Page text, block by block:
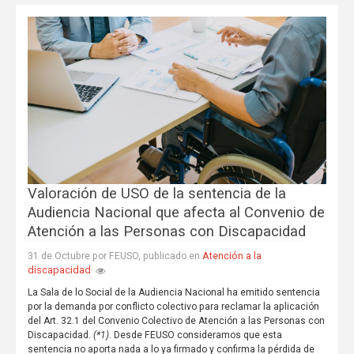
Valoración de USO de la sentencia de la
Audiencia Nacional que afecta al Convenio de
Atención a las Personas con Discapacidad
31 de Octubre por FEUSO, publicado en Atención a la
discapacidad
La Sala de lo Social de la Audiencia Nacional ha emitido sentencia
por la demanda por conflicto colectivo para reclamar la aplicación
del Art. 32.1 del Convenio Colectivo de Atención a las Personas con
Discapacidad. (*1). Desde FEUSO consideramos que esta
sentencia no aporta nada a lo ya firmado y confirma la pérdida de